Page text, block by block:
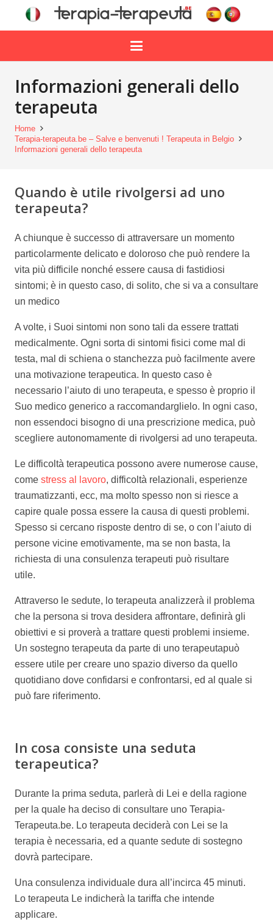
Informazioni generali dello
terapeuta
Home
Terapia-terapeuta.be – Salve e benvenuti ! Terapeuta in Belgio
Informazioni generali dello terapeuta
Quando è utile rivolgersi ad uno
terapeuta?
A chiunque è successo di attraversare un momento
particolarmente delicato e doloroso che può rendere la
vita più difficile nonché essere causa di fastidiosi
sintomi; è in questo caso, di solito, che si va a consultare
un medico
A volte, i Suoi sintomi non sono tali da essere trattati
medicalmente. Ogni sorta di sintomi fisici come mal di
testa, mal di schiena o stanchezza può facilmente avere
una motivazione terapeutica. In questo caso è
necessario l’aiuto di uno terapeuta, e spesso è proprio il
Suo medico generico a raccomandarglielo. In ogni caso,
non essendoci bisogno di una prescrizione medica, può
scegliere autonomamente di rivolgersi ad uno terapeuta.
Le difficoltà terapeutica possono avere numerose cause,
come stress al lavoro, difficoltà relazionali, esperienze
traumatizzanti, ecc, ma molto spesso non si riesce a
capire quale possa essere la causa di questi problemi.
Spesso si cercano risposte dentro di se, o con l’aiuto di
persone vicine emotivamente, ma se non basta, la
richiesta di una consulenza terapeuti può risultare
utile.
Attraverso le sedute, lo terapeuta analizzerà il problema
che la persona si trova desidera affrontare, definirà gli
obiettivi e si proverà a trattare questi problemi insieme.
Un sostegno terapeuta da parte di uno terapeutapuò
essere utile per creare uno spazio diverso da quello
quotidiano dove confidarsi e confrontarsi, ed al quale si
può fare riferimento.
In cosa consiste una seduta
terapeutica?
Durante la prima seduta, parlerà di Lei e della ragione
per la quale ha deciso di consultare uno Terapia-
Terapeuta.be. Lo terapeuta deciderà con Lei se la
terapia è necessaria, ed a quante sedute di sostegno
dovrà partecipare.
Una consulenza individuale dura all’incirca 45 minuti.
Lo terapeuta Le indicherà la tariffa che intende
applicare.